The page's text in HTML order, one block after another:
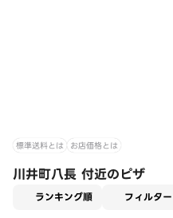
標準送料とは お店価格とは
川井町八長 付近のピザ
ランキング順 フィルター